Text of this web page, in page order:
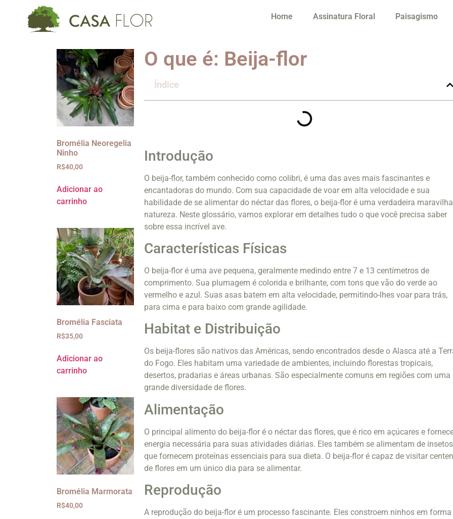
Home Assinatura Floral Paisagismo
Bromélia Neoregelia
Ninho
R$40,00
Adicionar ao
carrinho
Bromélia Fasciata
R$35,00
Adicionar ao
carrinho
Bromélia Marmorata
R$40,00
O que é: Beija-flor
Índice
Introdução
O beija-flor, também conhecido como colibri, é uma das aves mais fascinantes e
encantadoras do mundo. Com sua capacidade de voar em alta velocidade e sua
habilidade de se alimentar do néctar das flores, o beija-flor é uma verdadeira
natureza. Neste glossário, vamos explorar em detalhes tudo o que você precisa saber
sobre essa incrível ave.
Características Físicas
O beija-flor é uma ave pequena, geralmente medindo entre 7 e 13 centímetros de
comprimento. Sua plumagem é colorida e brilhante, com tons que vão do verde ao
vermelho e azul. Suas asas batem em alta velocidade, permitindo-lhes voar para trás,
para cima e para baixo com grande agilidade.
Habitat e Distribuição
Os beija-flores são nativos das Américas, sendo encontrados desde o Alasca até a
do Fogo. Eles habitam uma variedade de ambientes, incluindo florestas tropicais,
desertos, pradarias e áreas urbanas. São especialmente comuns em regiões com uma
grande diversidade de flores.
Alimentação
O principal alimento do beija-flor é o néctar das flores, que é rico em açúcares e
energia necessária para suas atividades diárias. Eles também se alimentam de
que fornecem proteínas essenciais para sua dieta. O beija-flor é capaz de visitar
de flores em um único dia para se alimentar.
Reprodução
A reprodução do beija-flor é um processo fascinante. Eles constroem ninhos em forma